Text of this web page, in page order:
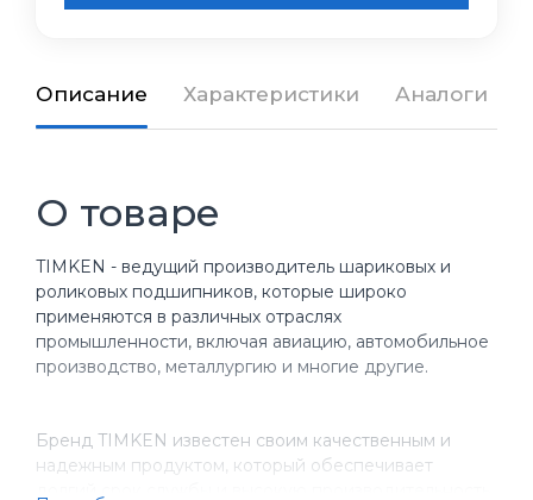
Описание Характеристики Аналоги
О товаре
TIMKEN - ведущий производитель шариковых и
роликовых подшипников, которые широко
применяются в различных отраслях
промышленности, включая авиацию, автомобильное
производство, металлургию и многие другие.
Бренд TIMKEN известен своим качественным и
надежным продуктом, который обеспечивает